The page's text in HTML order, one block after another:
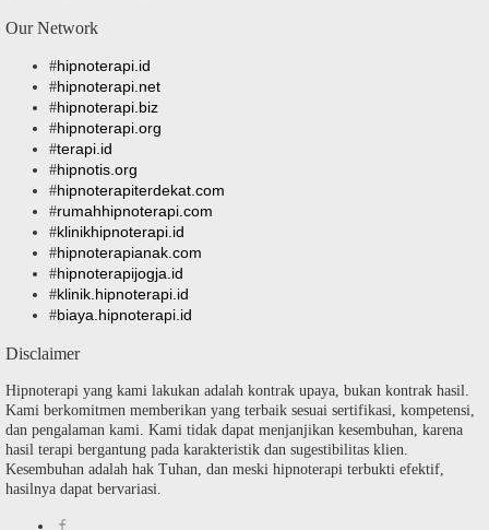
Our Network
#hipnoterapi.id
#hipnoterapi.net
#hipnoterapi.biz
#hipnoterapi.org
#terapi.id
#hipnotis.org
#hipnoterapiterdekat.com
#rumahhipnoterapi.com
#klinikhipnoterapi.id
#hipnoterapianak.com
#hipnoterapijogja.id
#klinik.hipnoterapi.id
#biaya.hipnoterapi.id
Disclaimer
Hipnoterapi yang kami lakukan adalah kontrak upaya, bukan kontrak hasil.
Kami berkomitmen memberikan yang terbaik sesuai sertifikasi, kompetensi,
dan pengalaman kami. Kami tidak dapat menjanjikan kesembuhan, karena
hasil terapi bergantung pada karakteristik dan sugestibilitas klien.
Kesembuhan adalah hak Tuhan, dan meski hipnoterapi terbukti efektif,
hasilnya dapat bervariasi.